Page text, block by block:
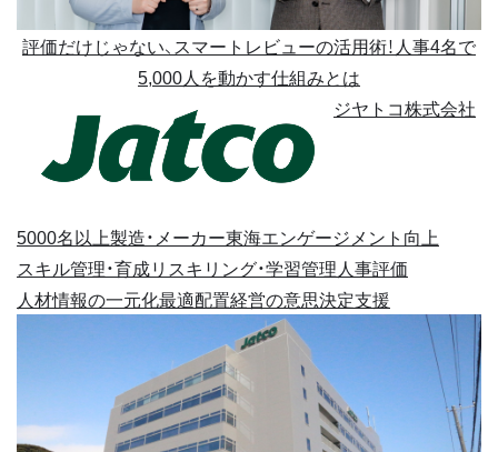
評価だけじゃない、スマートレビューの活用術！人事4名で
5,000人を動かす仕組みとは
ジヤトコ株式会社
5000名以上製造・メーカー東海エンゲージメント向上
スキル管理・育成リスキリング・学習管理人事評価
人材情報の一元化最適配置経営の意思決定支援